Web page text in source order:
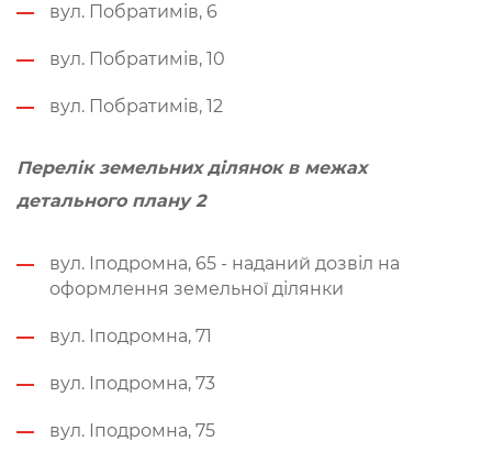
вул. Побратимів, 6
вул. Побратимів, 10
вул. Побратимів, 12
Перелік земельних ділянок в межах
детального плану 2
вул. Іподромна, 65 - наданий дозвіл на
оформлення земельної ділянки
вул. Іподромна, 71
вул. Іподромна, 73
вул. Іподромна, 75